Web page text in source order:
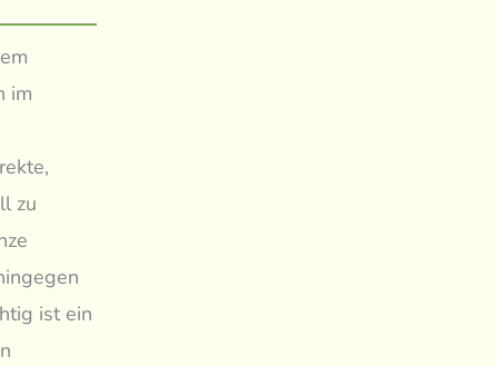
im
zu
ist ein